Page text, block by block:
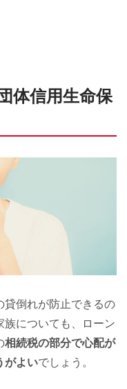
体信用生命保
貸倒れが防止できるの
族についても、ローン
相続税の部分で心配が
がよいでしょう。